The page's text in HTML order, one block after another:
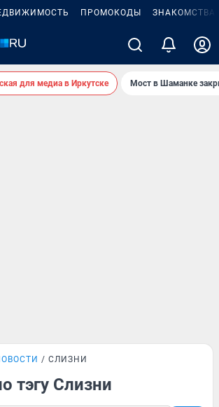
ПРОМОКОДЫ ЗНАКОМСТВА
для медиа в Иркутске Мост в Шаманке
СЛИЗНИ
тэгу Слизни